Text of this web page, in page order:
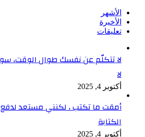
الأشهر
الأخيرة
تعليقات
لا تتكلّم عن نفسك طوال الوقت،
لا
أكتوبر 4, 2025
أمقت ما تكتب ، لكنني مستعد
الكتابة
أكتوبر 4, 2025